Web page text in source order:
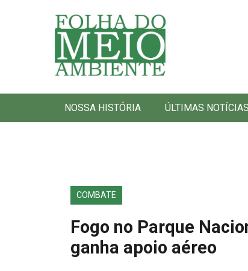
Folha do Meio Ambiente
NOSSA HISTÓRIA ÚLTIMAS NOTÍCIAS
COMBATE
Fogo no Parque
ganha apoio aéreo